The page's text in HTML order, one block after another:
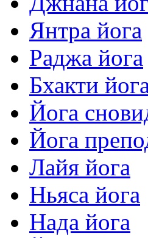
Янтра йога
Раджа йога
Бхакти
Йога
Йога
Лайя йога
Ньяса йога
Нада йога